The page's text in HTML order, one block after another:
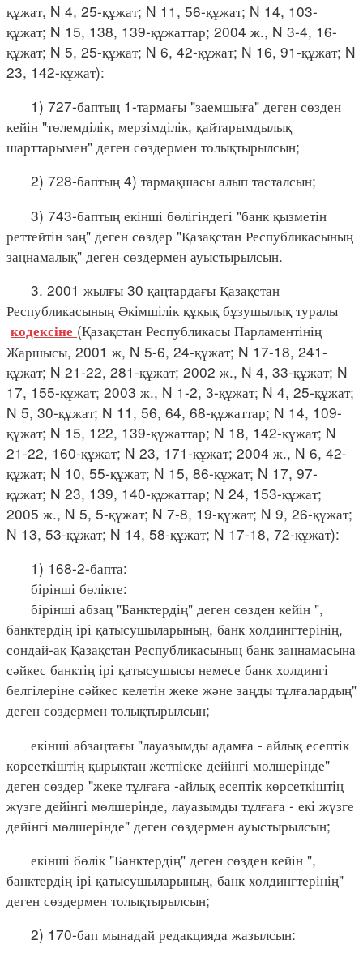
құжат, N 4, 25-құжат; N 11, 56-құжат; N 14, 103-
құжат; N 15, 138, 139-құжаттар; 2004 ж., N 3-4, 16-
құжат; N 5, 25-құжат; N 6, 42-құжат; N 16, 91-құжат; N
23, 142-құжат):
1) 727-баптың 1-тармағы "заемшыға" деген сөзден
кейін "төлемділік, мерзімділік, қайтарымдылық
шарттарымен" деген сөздермен толықтырылсын;
2) 728-баптың 4) тармақшасы алып тасталсын;
3) 743-баптың екінші бөлігіндегі "банк қызметін
реттейтін заң" деген сөздер "Қазақстан Республикасының
заңнамалық" деген сөздермен ауыстырылсын.
3. 2001 жылғы 30 қаңтардағы Қазақстан
Республикасының Әкімшілік құқық бұзушылық туралы
кодексіне (Қазақстан Республикасы Парламентінің
Жаршысы, 2001 ж, N 5-6, 24-құжат; N 17-18, 241-
құжат; N 21-22, 281-құжат; 2002 ж., N 4, 33-құжат; N
17, 155-құжат; 2003 ж., N 1-2, 3-құжат; N 4, 25-құжат;
N 5, 30-құжат; N 11, 56, 64, 68-құжаттар; N 14, 109-
құжат; N 15, 122, 139-құжаттар; N 18, 142-құжат; N
21-22, 160-құжат; N 23, 171-құжат; 2004 ж., N 6, 42-
құжат; N 10, 55-құжат; N 15, 86-құжат; N 17, 97-
құжат; N 23, 139, 140-құжаттар; N 24, 153-құжат;
2005 ж., N 5, 5-құжат; N 7-8, 19-құжат; N 9, 26-құжат;
N 13, 53-құжат; N 14, 58-құжат; N 17-18, 72-құжат):
1) 168-2-бапта:
бірінші бөлікте:
бірінші абзац "Банктердің" деген сөзден кейін ",
банктердің ірі қатысушыларының, банк холдингтерінің,
сондай-ақ Қазақстан Республикасының банк заңнамасына
сәйкес банктің ірі қатысушысы немесе банк холдингі
белгілеріне сәйкес келетін жеке және заңды тұлғалардың"
деген сөздермен толықтырылсын;
екінші абзацтағы "лауазымды адамға - айлық есептік
көрсеткіштің қырықтан жетпіске дейінгі мөлшерінде"
деген сөздер "жеке тұлғаға -айлық есептік көрсеткіштің
жүзге дейінгі мөлшерінде, лауазымды тұлғаға - екі жүзге
дейінгі мөлшерінде" деген сөздермен ауыстырылсын;
екінші бөлік "Банктердің" деген сөзден кейін ",
банктердің ірі қатысушыларының, банк холдингтерінің"
деген сөздермен толықтырылсын;
2) 170-бап мынадай редакцияда жазылсын: